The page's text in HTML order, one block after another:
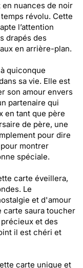
nuances de noir
révolu. Cette
l’attention
drapés des
en arrière-plan.
quiconque
sa vie. Elle est
son amour envers
partenaire qui
en tant que père
de père, une
pour dire
montrer
spéciale.
carte éveillera,
Le
et d'amour
carte saura toucher
et des
il est chéri et
carte unique et